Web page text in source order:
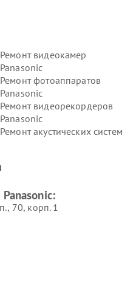
Ремонт видеокамер
Panasonic
Ремонт фотоаппаратов
Panasonic
Ремонт видеорекордеров
Panasonic
Ремонт акустических систем
панелей Panasonic
70, корп. 1